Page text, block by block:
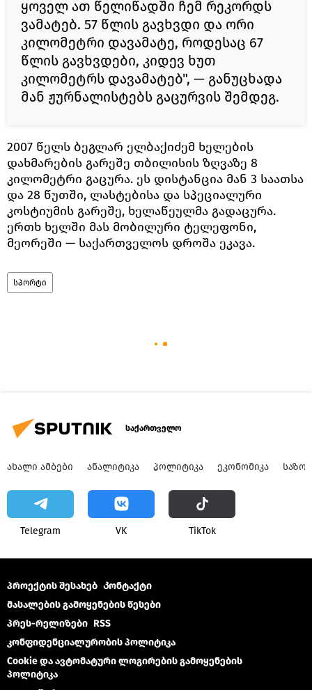
ყოველ ათ წელიწადში ჩემ რეკორდს
ვამატებ. 57 წლის გავხვდი და ორი
კილომეტრი დავამატე, როდესაც 67
წლის გავხვდები, კიდევ ხუთ
კილომეტრს დავამატებ", — განუცხადა
მან ჟურნალისტებს გაცურვის შემდეგ.
2007 წელს ბეგლარ ელბაქიძემ ხელების
დახმარების გარეშე თბილისის ზღვაზე 8
კილომეტრი გაცურა. ეს დისტანცია მან 3 საათსა
და 28 წუთში, ლასტებისა და სპეციალური
კოსტიუმის გარეშე, ხელაწეულმა გადაცურა.
ერთხ ხელში მას მობილური ტელეფონი,
მეორეში — საქართველოს დროშა ეკავა.
სპორტი
საქართველო
ᲐᲮᲐᲚᲘ ᲐᲛᲑᲔᲑᲘ ᲐᲜᲐᲚᲘᲢᲘᲙᲐ ᲞᲝᲚᲘᲢᲘᲙᲐ ᲔᲙᲝᲜᲝᲛᲘᲙᲐ
Telegram VK ТikТоk
პროექტის შესახებ Კონტაქტი
მასალების გამოყენების წესები
პრეს-რელიზები RSS
კონფიდენციალურობის პოლიტიკა
Cookie და ავტომატური ლოგირების გამოყენების
პოლიტიკა